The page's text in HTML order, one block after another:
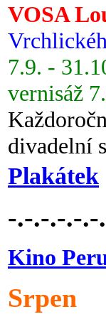
VOSA
7.9. -
vernisáž
divadelní
Plakátek
-.-.-.-.-.-
Kino
Srpen